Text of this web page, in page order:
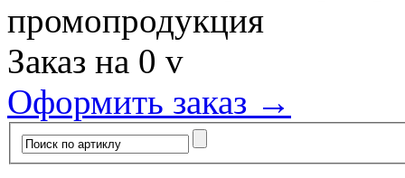
промопродукция
Заказ на 0 v
Оформить заказ →